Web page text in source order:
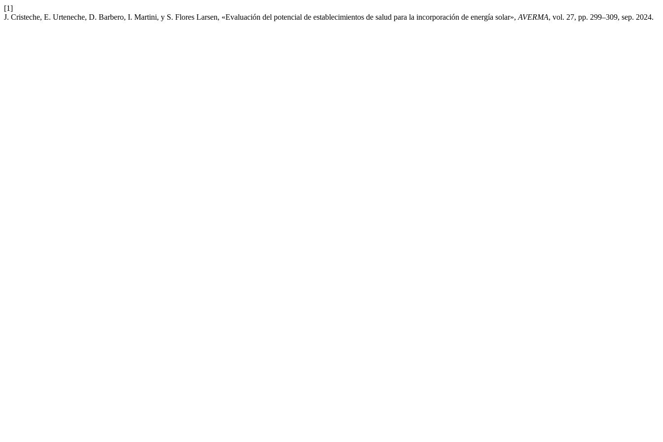
[1]
J. Cristeche, E. Urteneche, D. Barbero, I. Martini, y S. Flores Larsen, «Evaluación del potencial de establecimientos de salud para la incorporación de energía solar», AVERMA, vol. 27, pp. 299–309, sep. 2024.